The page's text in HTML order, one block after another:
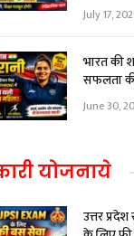
July 17,
भारत की
सफलता
June 30,
योजनाये
उत्तर